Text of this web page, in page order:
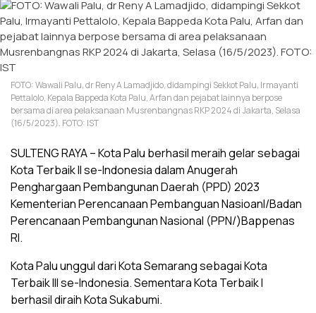
FOTO: Wawali Palu, dr Reny A Lamadjido, didampingi Sekkot Palu, Irmayanti
Pettalolo, Kepala Bappeda Kota Palu, Arfan dan pejabat lainnya berpose
bersama di area pelaksanaan Musrenbangnas RKP 2024 di Jakarta, Selasa
(16/5/2023). FOTO: IST
SULTENG RAYA – Kota Palu berhasil meraih gelar sebagai
Kota Terbaik II se-Indonesia dalam Anugerah
Penghargaan Pembangunan Daerah (PPD) 2023
Kementerian Perencanaan Pembanguan Nasioanl/Badan
Perencanaan Pembangunan Nasional (PPN/)Bappenas
RI.
Kota Palu unggul dari Kota Semarang sebagai Kota
Terbaik III se-Indonesia. Sementara Kota Terbaik I
berhasil diraih Kota Sukabumi.